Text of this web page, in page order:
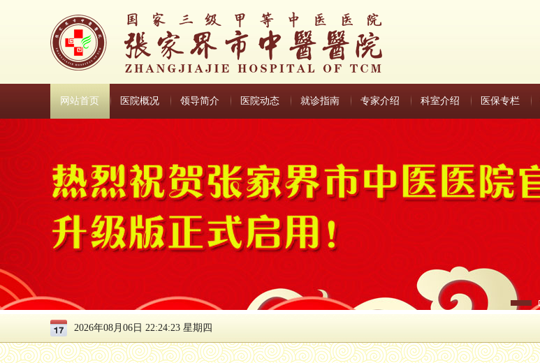
网站首页 医院概况 领导简介 医院动态 就诊指南 专家介绍 科室介绍 医保专栏
2026年08月06日 22:24:24 星期四